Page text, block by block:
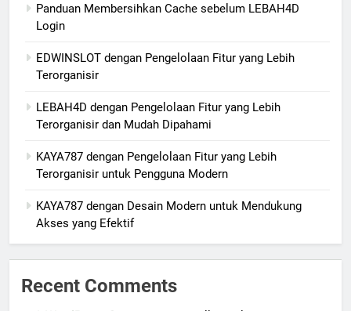
Panduan Membersihkan Cache sebelum LEBAH4D
Login
EDWINSLOT dengan Pengelolaan Fitur yang Lebih
Terorganisir
LEBAH4D dengan Pengelolaan Fitur yang Lebih
Terorganisir dan Mudah Dipahami
KAYA787 dengan Pengelolaan Fitur yang Lebih
Terorganisir untuk Pengguna Modern
KAYA787 dengan Desain Modern untuk Mendukung
Akses yang Efektif
Recent Comments